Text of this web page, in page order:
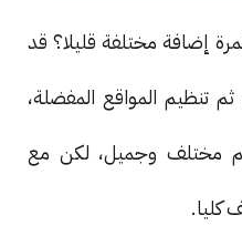
إضافة مختلفة قليلا؟ قد
تنظيم المواقع المفضلة،
مختلف وجميل، لكن مع